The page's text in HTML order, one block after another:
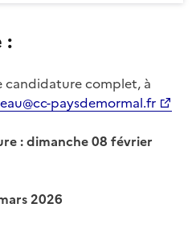
:
candidature complet, à
paysdemormal.fr
: dimanche 08 février
2026